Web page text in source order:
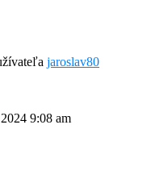
jaroslav80
9:08 am